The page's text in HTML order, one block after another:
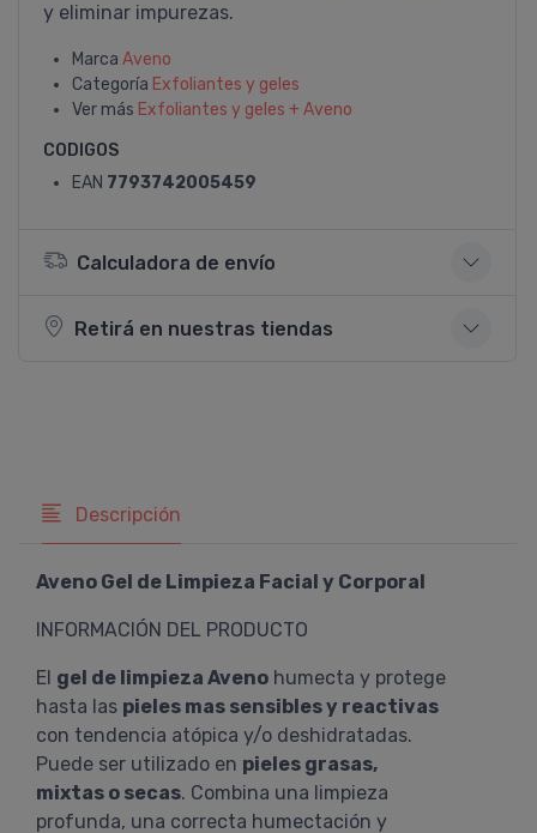
y eliminar impurezas.
Marca Aveno
Categoría Exfoliantes y geles
Ver más Exfoliantes y geles + Aveno
CODIGOS
EAN 7793742005459
Calculadora de envío
Retirá en nuestras tiendas
Descripción
Aveno Gel de Limpieza Facial y Corporal
INFORMACIÓN DEL PRODUCTO
El gel de limpieza Aveno humecta y protege
hasta las pieles mas sensibles y reactivas
con tendencia atópica y/o deshidratadas.
Puede ser utilizado en pieles grasas,
mixtas o secas. Combina una limpieza
profunda, una correcta humectación y